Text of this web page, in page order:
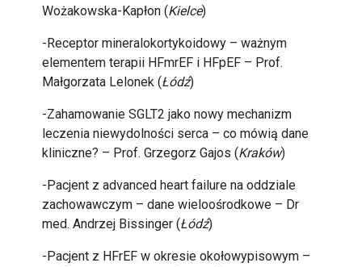
Wożakowska-Kapłon (Kielce)
-Receptor mineralokortykoidowy – ważnym
elementem terapii HFmrEF i HFpEF – Prof.
Małgorzata Lelonek (Łódź)
-Zahamowanie SGLT2 jako nowy mechanizm
leczenia niewydolności serca – co mówią dane
kliniczne? – Prof. Grzegorz Gajos (Kraków)
-Pacjent z advanced heart failure na oddziale
zachowawczym – dane wieloośrodkowe – Dr
med. Andrzej Bissinger (Łódź)
-Pacjent z HFrEF w okresie okołowypisowym –